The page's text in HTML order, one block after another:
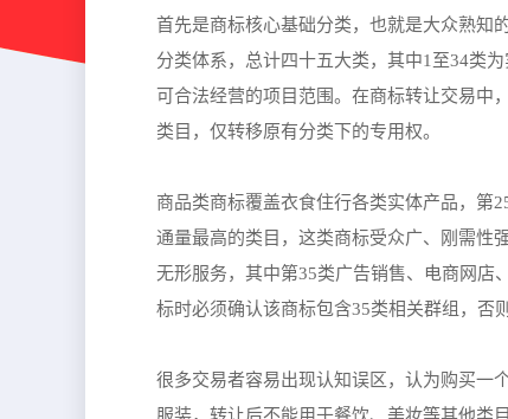
首先是商标核心基础分类，也就是大众熟知
分类体系，总计四十五大类，其中1至34类
可合法经营的项目范围。在商标转让交易中
类目，仅转移原有分类下的专用权。
商品类商标覆盖衣食住行各类实体产品，第
通量最高的类目，这类商标受众广、刚需性
无形服务，其中第35类广告销售、电商网店
标时必须确认该商标包含35类相关群组，否
很多交易者容易出现认知误区，认为购买一